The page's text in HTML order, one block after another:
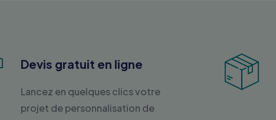
Devis gratuit en ligne
Lancez en quelques clics votre
projet de personnalisation de